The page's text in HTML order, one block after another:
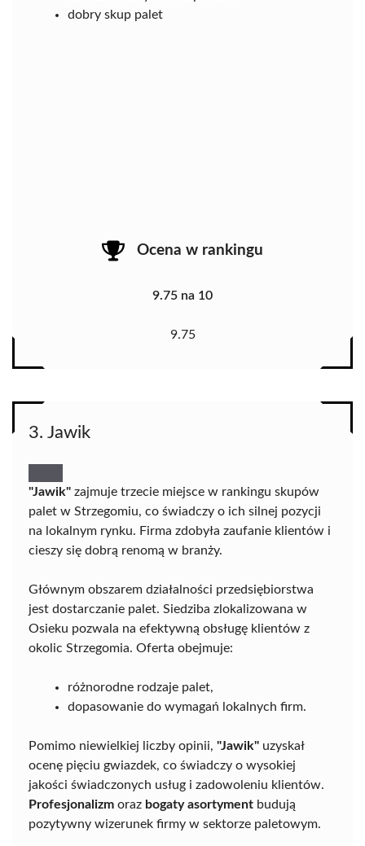
dobry skup palet
Ocena w rankingu
9.75 na 10
9.75
3. Jawik
"Jawik" zajmuje trzecie miejsce w rankingu skupów
palet w Strzegomiu, co świadczy o ich silnej pozycji
na lokalnym rynku. Firma zdobyła zaufanie klientów i
cieszy się dobrą renomą w branży.
Głównym obszarem działalności przedsiębiorstwa
jest dostarczanie palet. Siedziba zlokalizowana w
Osieku pozwala na efektywną obsługę klientów z
okolic Strzegomia. Oferta obejmuje:
różnorodne rodzaje palet,
dopasowanie do wymagań lokalnych firm.
Pomimo niewielkiej liczby opinii, "Jawik" uzyskał
ocenę pięciu gwiazdek, co świadczy o wysokiej
jakości świadczonych usług i zadowoleniu klientów.
Profesjonalizm oraz bogaty asortyment budują
pozytywny wizerunek firmy w sektorze paletowym.